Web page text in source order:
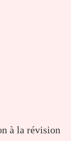
à la révision